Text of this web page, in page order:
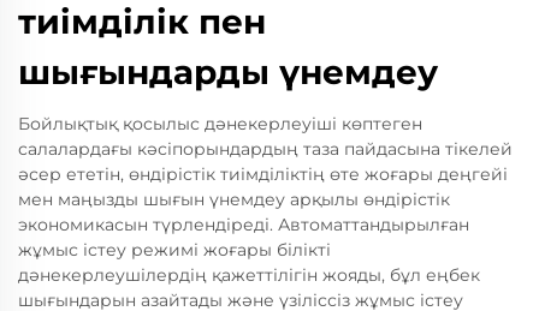
тиімділік пен
шығындарды үнемдеу
Бойлықтық қосылыс дәнекерлеуіші көптеген
салалардағы кәсіпорындардың таза пайдасына тікелей
әсер ететін, өндірістік тиімділіктің өте жоғары деңгейі
мен маңызды шығын үнемдеу арқылы өндірістік
экономикасын түрлендіреді. Автоматтандырылған
жұмыс істеу режимі жоғары білікті
дәнекерлеушілердің қажеттілігін жояды, бұл еңбек
шығындарын азайтады және үзіліссіз жұмыс істеу